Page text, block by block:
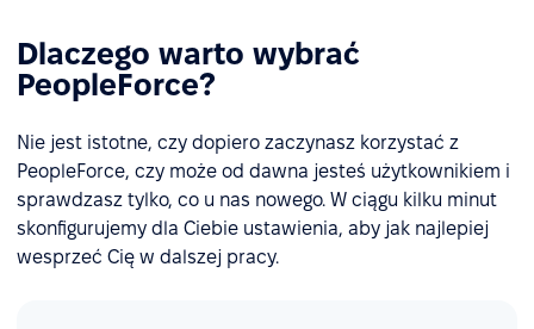
Dlaczego warto wybrać
PeopleForce?
Nie jest istotne, czy dopiero zaczynasz korzystać z
PeopleForce, czy może od dawna jesteś użytkownikiem i
sprawdzasz tylko, co u nas nowego. W ciągu kilku minut
skonfigurujemy dla Ciebie ustawienia, aby jak najlepiej
wesprzeć Cię w dalszej pracy.